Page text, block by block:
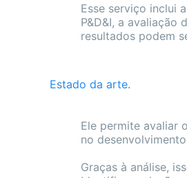
Esse serviço inclui
P&D&I, a avaliação
resultados podem
Estado da arte.
Ele permite avaliar
no
Graças à análise,